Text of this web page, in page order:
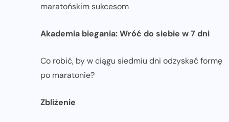
maratońskim sukcesom
Akademia biegania: Wróć do siebie w 7 dni
Co robić, by w ciągu siedmiu dni odzyskać formę
po maratonie?
Zbliżenie